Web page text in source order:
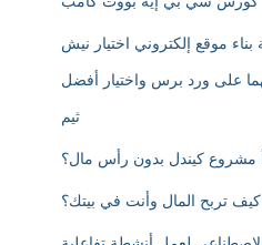
موقع إلكتروني اختيار نيش
على ورد برس واختيار أفضل
ثيم
مشروع كيندل بدون رأس مال؟
كيف تربح المال وأنت في بيتك؟